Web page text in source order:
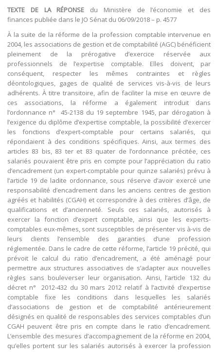
TEXTE DE LA RÉPONSE du Ministère de l’économie et des
finances publiée dans le JO Sénat du 06/09/2018 – p. 4577
À la suite de la réforme de la profession comptable intervenue en
2004, les associations de gestion et de comptabilité (AGC) bénéficient
pleinement de la prérogative d’exercice réservée aux
professionnels de l’expertise comptable. Elles doivent, par
conséquent, respecter les mêmes contraintes et règles
déontologiques, gages de qualité de services vis-à-vis de leurs
adhérents. À titre transitoire, afin de faciliter la mise en œuvre de
ces associations, la réforme a également introduit dans
l’ordonnance n° 45-2138 du 19 septembre 1945, par dérogation à
l’exigence du diplôme d’expertise comptable, la possibilité d’exercer
les fonctions d’expert-comptable pour certains salariés, qui
répondaient à des conditions spécifiques. Ainsi, aux termes des
articles 83 bis, 83 ter et 83 quater de l’ordonnance précitée, ces
salariés pouvaient être pris en compte pour l’appréciation du ratio
d’encadrement (un expert-comptable pour quinze salariés) prévu à
l’article 19 de ladite ordonnance, sous réserve d’avoir exercé une
responsabilité d’encadrement dans les anciens centres de gestion
agréés et habilités (CGAH) et correspondre à des critères d’âge, de
qualifications et d’ancienneté. Seuls ces salariés, autorisés à
exercer la fonction d’expert comptable, ainsi que les experts-
comptables eux-mêmes, sont susceptibles de présenter vis à-vis de
leurs clients l’ensemble des garanties d’une profession
réglementée. Dans le cadre de cette réforme, l’article 19 précité, qui
prévoit le calcul du ratio d’encadrement, a été aménagé pour
permettre aux structures associatives de s’adapter aux nouvelles
règles sans bouleverser leur organisation. Ainsi, l’article 132 du
décret n° 2012-432 du 30 mars 2012 relatif à l’activité d’expertise
comptable fixe les conditions dans lesquelles les salariés
d’associations de gestion et de comptabilité antérieurement
désignés en qualité de responsables des services comptables d’un
CGAH peuvent être pris en compte dans le ratio d’encadrement.
L’ensemble des mesures d’accompagnement de la réforme en 2004,
qu’elles portent sur les salariés autorisés à exercer la profession